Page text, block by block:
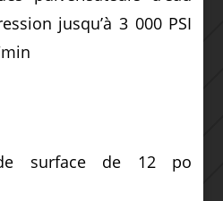
jusqu’à 3 000 PSI
surface de 12 po